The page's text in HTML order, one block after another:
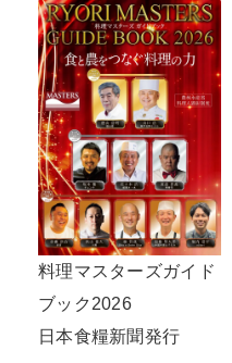
料理マスターズガイド
ブック2026
日本食糧新聞発行